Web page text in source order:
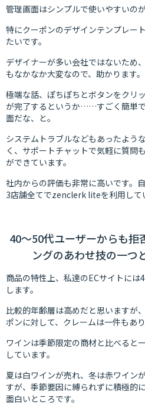
管理画面はシンプルで使いやすいの
特にクーポンのデザインテンプレー
たいです。
デザイナーが多い会社ではないため
もなかなか大変なので、助かります。
極端な話、ぽちぽちとボタンをクリ
が完了するというか……すごく簡単
面だな、と。
システムトラブルなどもあったよう
く、サポートチャットで気軽に質問
ができています。
社内からの評価も非常に高いです。
3店舗全てでzenclerk liteを利用して
40～50代ユーザーからも
ングのあわせ技の一つ
商品の特性上、私達のECサイトに
します。
比較的年齢層は高めだと思います
ポンに対して、クレームは一件もあり
ワインは季節限定の商材と比べると
しています。
夏は白ワインが売れ、冬は赤ワイン
すが、季節要因に縛られずに積極的
面白いところです。